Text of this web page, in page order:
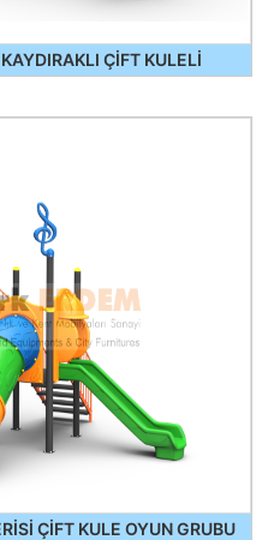
ÇİFT KULELİ
ÇİFT KULE OYUN GRUBU